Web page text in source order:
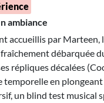
ambiance
accueillis par Marteen,
débarquée
répliques décalées
temporelle en
un blind test musical